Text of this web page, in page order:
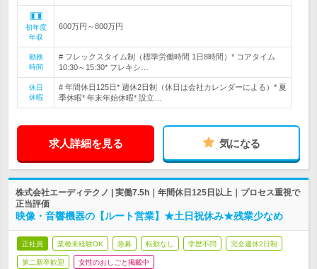
初年度
年収
600万円～800万円
勤務
時間
# フレックスタイム制（標準労働時間 1日8時間）* コアタイム
10:30～15:30* フレキシ…
休日
休暇
# 年間休日125日* 週休2日制（休日は会社カレンダーによる）* 夏
季休暇* 年末年始休暇* 設立…
求人詳細を見る 気になる
株式会社エーディテクノ | 実働7.5h｜年間休日125日以上｜プロセス重視で
正当評価
映像・音響機器の【ルート営業】★土日祝休み★残業少なめ
正社員 業種未経験OK 急募 転勤なし 学歴不問 完全週休2日制
第二新卒歓迎 女性のおしごと掲載中